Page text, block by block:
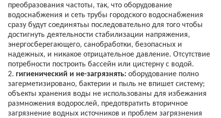
преобразования частоты, так, что оборудование
водоснабжения и сеть трубы городского водоснабжения
сразу будут соединятьы последовательно для того чтобы
достигнуть деятельности стабилизации напряжения,
энергосберегающего, санобработки, безопасных и
надежных, и никакое отрицательное давление. Отсутствие
потребности построить бассейн или цистерну с водой.
2. гигиенический и не-загрязнять: оборудование полно
загерметизировано, бактерии и пыль не впишет систему;
объекты хранения воды не использованы для избежания
размножения водорослей, предотвратить вторичное
загрязнение водных источников и проблем загрязнения